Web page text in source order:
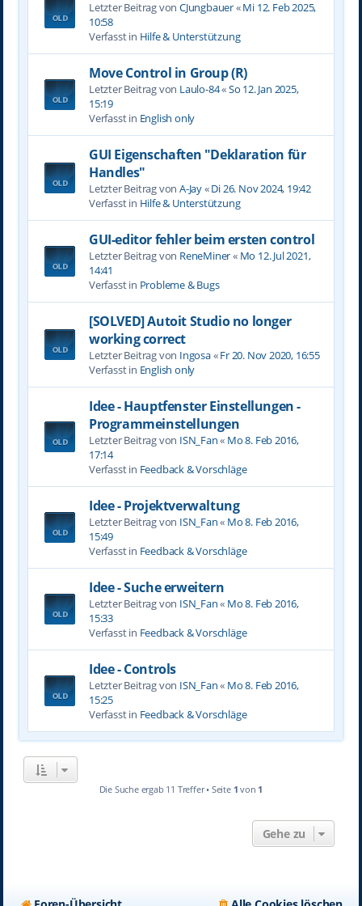
Letzter Beitrag von CJungbauer«Mi 12. Feb 2025,
10:58
Verfasst in Hilfe & Unterstützung
Move Control in Group (R)
Letzter Beitrag von Laulo-84«So 12. Jan 2025,
15:19
Verfasst in English only
GUI Eigenschaften "Deklaration für
Handles"
Letzter Beitrag von A-Jay«Di 26. Nov 2024, 19:42
Verfasst in Hilfe & Unterstützung
GUI-editor fehler beim ersten control
Letzter Beitrag von ReneMiner« Mo 12. Jul 2021,
14:41
Verfasst in Probleme & Bugs
[SOLVED] Autoit Studio no longer
working correct
Letzter Beitrag von Ingosa«Fr 20. Nov 2020, 16:55
Verfasst in English only
Idee - Hauptfenster Einstellungen -
Programmeinstellungen
Letzter Beitrag von ISN_Fan« Mo 8. Feb 2016,
17:14
Verfasst in Feedback & Vorschläge
Idee - Projektverwaltung
Letzter Beitrag von ISN_Fan« Mo 8. Feb 2016,
15:49
Verfasst in Feedback & Vorschläge
Idee - Suche erweitern
Letzter Beitrag von ISN_Fan« Mo 8. Feb 2016,
15:33
Verfasst in Feedback & Vorschläge
Idee - Controls
Letzter Beitrag von ISN_Fan« Mo 8. Feb 2016,
15:25
Verfasst in Feedback & Vorschläge
Die Suche ergab 11 Treffer • Seite 1 von 1
Gehe zu